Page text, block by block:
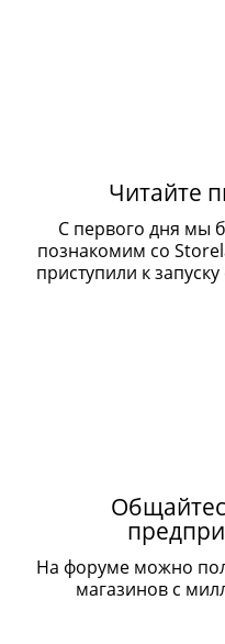
Читайте
С первого дня мы
познакомим со
приступили к
На форуме можно
магазинов с